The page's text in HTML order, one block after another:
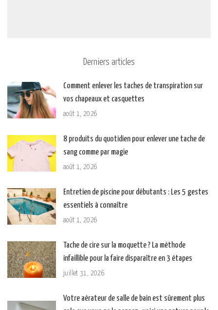
Derniers articles
Comment enlever les taches de transpiration sur
vos chapeaux et casquettes
août 1, 2026
8 produits du quotidien pour enlever une tache de
sang comme par magie
août 1, 2026
Entretien de piscine pour débutants : Les 5 gestes
essentiels à connaître
août 1, 2026
Tache de cire sur la moquette ? La méthode
infaillible pour la faire disparaître en 3 étapes
juillet 31, 2026
Votre aérateur de salle de bain est sûrement plus